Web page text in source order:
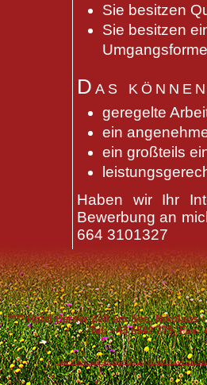
Sie besitzen
Sie besitzen
Das
geregelte
ein
ein großteils
Haben wir Ihr
Bewerbung an
664 3101327
****Hotel Berner Zell am See, Nikolaus -
Tel: +43 6542 779, Fax:
Sommer in Zell am See Kaprun|Winter in Zell am See